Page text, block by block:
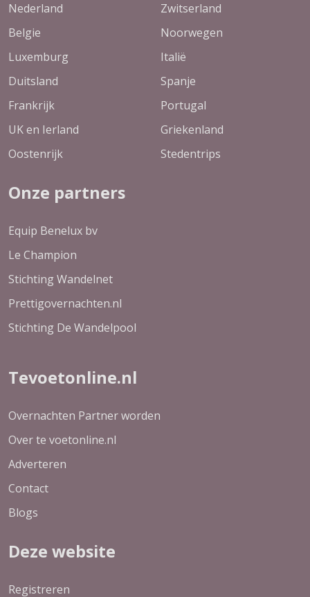
Nederland
Belgie
Luxemburg
Duitsland
Frankrijk
UK en Ierland
Oostenrijk
Zwitserland
Noorwegen
Italië
Spanje
Portugal
Griekenland
Stedentrips
Onze partners
Equip Benelux bv
Le Champion
Stichting Wandelnet
Prettigovernachten.nl
Stichting De Wandelpool
Tevoetonline.nl
Overnachten Partner worden
Over te voetonline.nl
Adverteren
Contact
Blogs
Deze website
Registreren